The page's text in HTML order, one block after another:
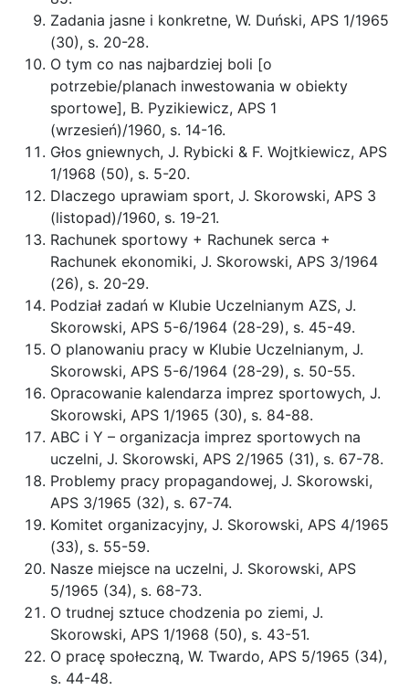
Zadania jasne i konkretne, W. Duński, APS 1/1965
(30), s. 20-28.
O tym co nas najbardziej boli [o
potrzebie/planach inwestowania w obiekty
sportowe], B. Pyzikiewicz, APS 1
(wrzesień)/1960, s. 14-16.
Głos gniewnych, J. Rybicki & F. Wojtkiewicz, APS
1/1968 (50), s. 5-20.
Dlaczego uprawiam sport, J. Skorowski, APS 3
(listopad)/1960, s. 19-21.
Rachunek sportowy + Rachunek serca +
Rachunek ekonomiki, J. Skorowski, APS 3/1964
(26), s. 20-29.
Podział zadań w Klubie Uczelnianym AZS, J.
Skorowski, APS 5-6/1964 (28-29), s. 45-49.
O planowaniu pracy w Klubie Uczelnianym, J.
Skorowski, APS 5-6/1964 (28-29), s. 50-55.
Opracowanie kalendarza imprez sportowych, J.
Skorowski, APS 1/1965 (30), s. 84-88.
ABC i Y – organizacja imprez sportowych na
uczelni, J. Skorowski, APS 2/1965 (31), s. 67-78.
Problemy pracy propagandowej, J. Skorowski,
APS 3/1965 (32), s. 67-74.
Komitet organizacyjny, J. Skorowski, APS 4/1965
(33), s. 55-59.
Nasze miejsce na uczelni, J. Skorowski, APS
5/1965 (34), s. 68-73.
O trudnej sztuce chodzenia po ziemi, J.
Skorowski, APS 1/1968 (50), s. 43-51.
O pracę społeczną, W. Twardo, APS 5/1965 (34),
s. 44-48.